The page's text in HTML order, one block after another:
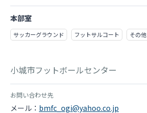
本部室
サッカーグラウンド フットサルコート その他
小城市フットボールセンター
お問い合わせ先
メール： bmfc_ogi@yahoo.co.jp